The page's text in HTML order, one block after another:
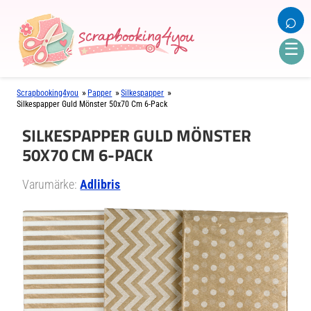
☰
⌕
Scrapbooking4you » Papper »Silkespapper »
Silkespapper Guld Mönster 50x70 Cm 6-Pack
SILKESPAPPER GULD MÖNSTER
50X70 CM 6-PACK
Varumärke:Adlibris